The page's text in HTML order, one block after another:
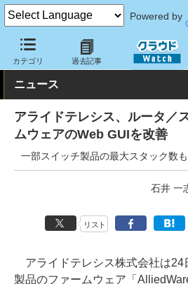
Powered by
カテゴリ 過去記事
クラウド Watch ネットワーク スイッ
ニュース
アライドテレシス、ルータ／
ムウェアのWeb GUIを改善
一部スイッチ製品の最大スタック数
石井 一
リスト
アライドテレシス株式会社は24
製品のファームウェア「